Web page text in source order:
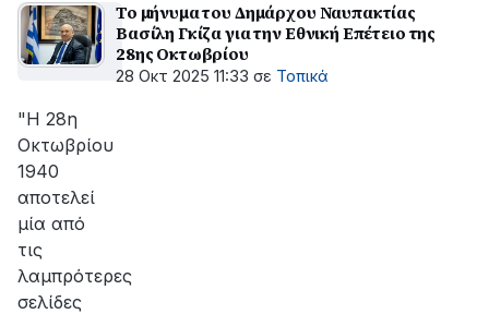
Το μήνυμα του Δημάρχου Ναυπακτίας
Βασίλη Γκίζα για την Εθνική Επέτειο της
28ης Οκτωβρίου
28 Οκτ 2025 11:33 σε Τοπικά
"Η 28η
Οκτωβρίου
1940
αποτελεί
μία από
τις
λαμπρότερες
σελίδες